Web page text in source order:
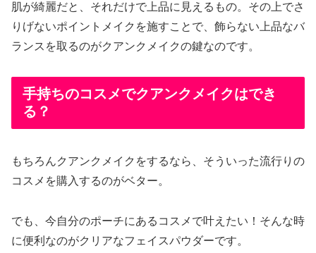
肌が綺麗だと、それだけで上品に見えるもの。その上でさ
りげないポイントメイクを施すことで、飾らない上品なバ
ランスを取るのがクアンクメイクの鍵なのです。
手持ちのコスメでクアンクメイクはでき
る？
もちろんクアンクメイクをするなら、そういった流行りの
コスメを購入するのがベター。
でも、今自分のポーチにあるコスメで叶えたい！そんな時
に便利なのがクリアなフェイスパウダーです。